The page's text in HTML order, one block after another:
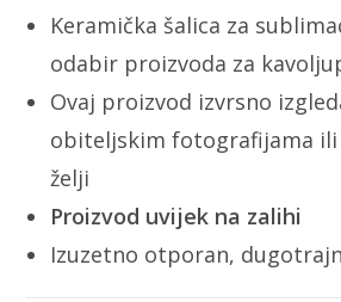
Keramička šalica za
odabir proizvoda za
Ovaj proizvod izvrsno
obiteljskim fotografijama
želji
Proizvod uvijek na zalihi
Izuzetno otporan,